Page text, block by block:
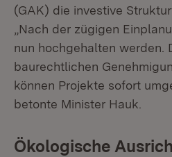
(GAK) die investive
„Nach der zügigen
nun hochgehalten werden.
baurechtlichen
können Projekte sofort
betonte Minister Hauk.
Ökologische